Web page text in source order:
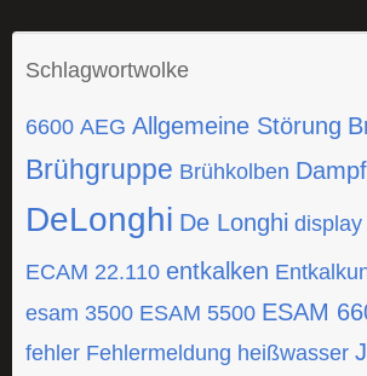
Schlagwortwolke
6600 AEG Allgemeine Störung
Brühgruppe Brühkolben Dampf
DeLonghi De Longhi display
ECAM 22.110 entkalken
esam 3500 ESAM 5500 ESAM
fehler Fehlermeldung heißwasser